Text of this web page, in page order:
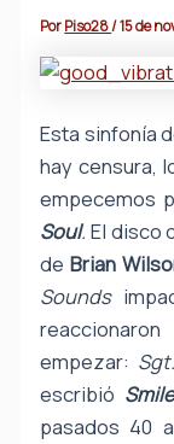
PorPiso28/15 de
Esta sinfonía
hay censura,
empecemos
Soul. El disco
deBrian
Sounds
empezar:
escribió Smile
pasados 40